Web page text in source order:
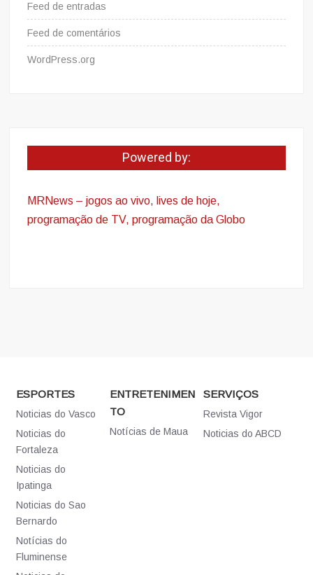
Feed de entradas
Feed de comentários
WordPress.org
Powered by:
MRNews – jogos ao vivo, lives de hoje,
programação de TV, programação da Globo
ESPORTES
Noticias do Vasco
Noticias do
Fortaleza
Noticias do
Ipatinga
Noticias do Sao
Bernardo
Notícias do
Fluminense
ENTRETENIMEN
TO
Notícias de Maua
SERVIÇOS
Revista Vigor
Noticias do ABCD